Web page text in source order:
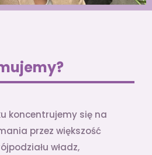
koncentrujemy się na
przez większość
władz,